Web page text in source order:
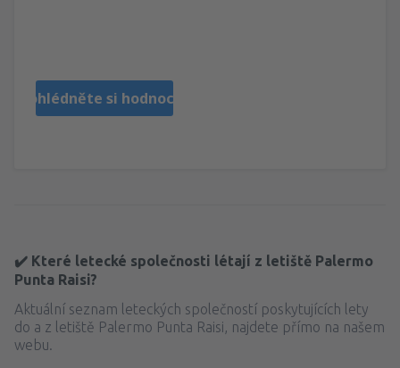
Prohlédněte si hodnocení
✔️ Které letecké společnosti létají z letiště Palermo
Punta Raisi?
Aktuální seznam leteckých společností poskytujících lety
do a z letiště Palermo Punta Raisi, najdete přímo na našem
webu.